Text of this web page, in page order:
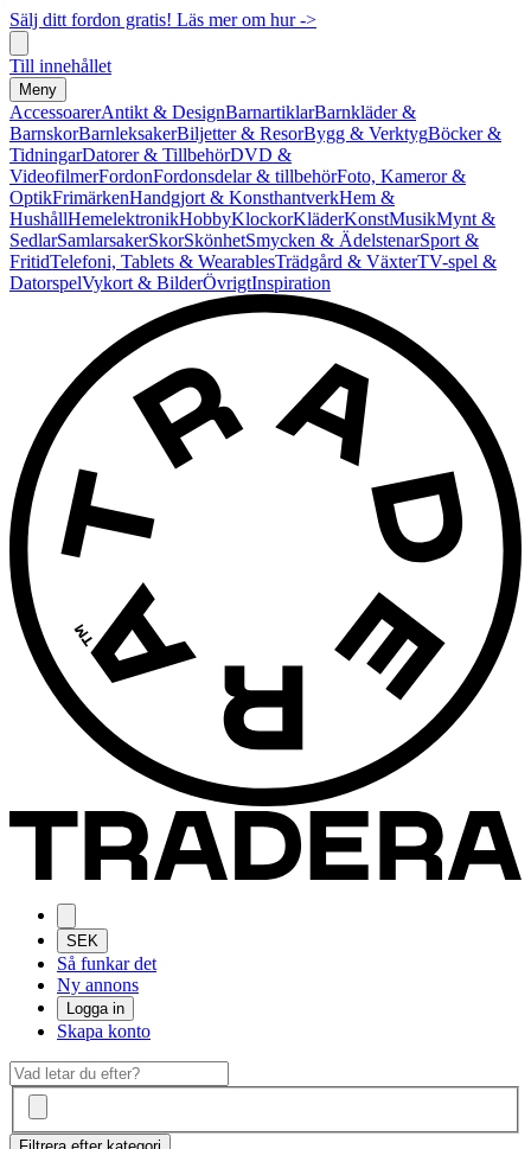
Sälj ditt fordon gratis! Läs mer om hur ->
Till innehållet
Meny
AccessoarerAntikt & DesignBarnartiklarBarnkläder &
BarnskorBarnleksakerBiljetter & ResorBygg & VerktygBöcker &
TidningarDatorer & TillbehörDVD &
VideofilmerFordonFordonsdelar & tillbehörFoto, Kameror &
OptikFrimärkenHandgjort & KonsthantverkHem &
HushållHemelektronikHobbyKlockorKläderKonstMusikMynt &
SedlarSamlarsakerSkorSkönhetSmycken & ÄdelstenarSport &
FritidTelefoni, Tablets & WearablesTrädgård & VäxterTV-spel &
DatorspelVykort & BilderÖvrigtInspiration
SEK
Så funkar det
Ny annons
Logga in
Skapa konto